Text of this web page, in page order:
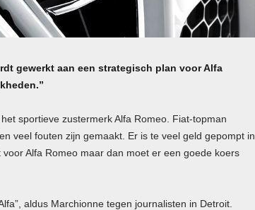
gewerkt aan een strategisch plan voor Alfa
sportieve zustermerk Alfa Romeo. Fiat-topman
veel fouten zijn gemaakt. Er is te veel geld gepompt in
Alfa Romeo maar dan moet er een goede koers
aldus Marchionne tegen journalisten in Detroit.